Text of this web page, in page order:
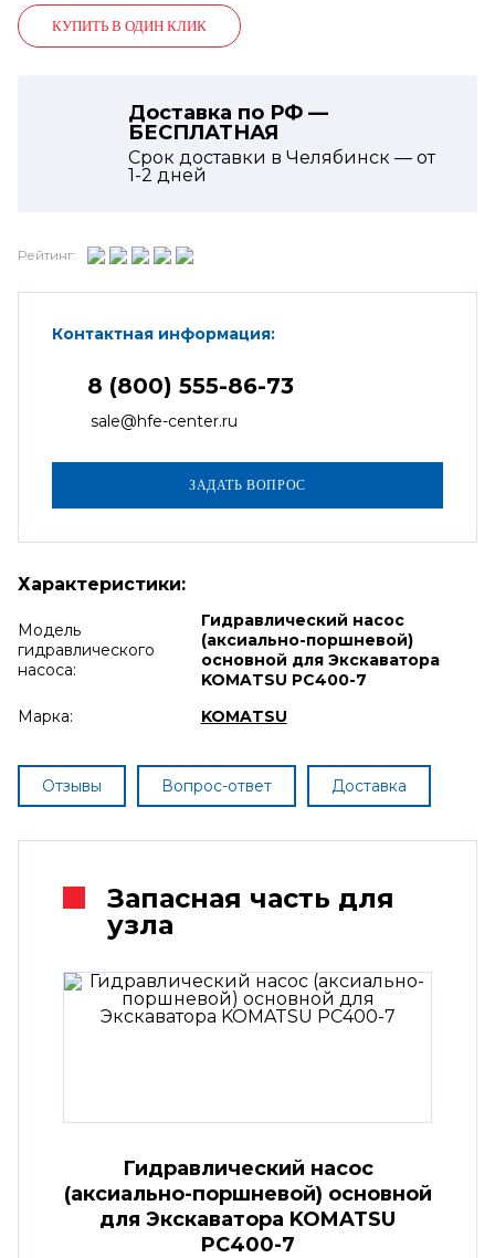
КУПИТЬ В ОДИН КЛИК
Доставка по РФ —
БЕСПЛАТНАЯ
Срок доставки в Челябинск — от
1-2 дней
Рейтинг:
Контактная информация:
8 (800) 555-86-73
sale@hfe-center.ru
Характеристики:
Модель
гидравлического
насоса:
Гидравлический насос
(аксиально-поршневой)
основной для Экскаватора
KOMATSU PC400-7
Марка:
KOMATSU
Отзывы Вопрос-ответ Доставка
Запасная часть для
узла
Гидравлический насос
(аксиально-поршневой) основной
для Экскаватора KOMATSU
PC400-7